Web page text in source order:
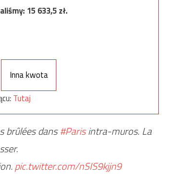
15 633,5zł.
Inna kwota
Tutaj
brûlées dans#Parisintra-muros. La
pic.twitter.com/nSIS9kjjn9